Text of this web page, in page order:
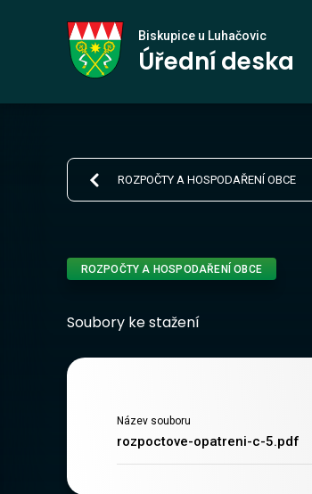
Biskupice
u Luhačovic
Biskupice u Luhačovic
Úřední deska
ROZPOČTY A HOSPODAŘENÍ OBCE
ROZPOČTY A HOSPODAŘENÍ OBCE
Soubory ke stažení
Název souboru
rozpoctove-opatreni-c-5.pdf